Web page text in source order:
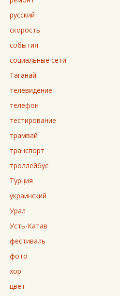
русский
скорость
события
социальные сети
Таганай
телевидение
телефон
тестирование
трамвай
транспорт
троллейбус
Турция
украинский
Урал
Усть-Катав
фестиваль
фото
хор
цвет